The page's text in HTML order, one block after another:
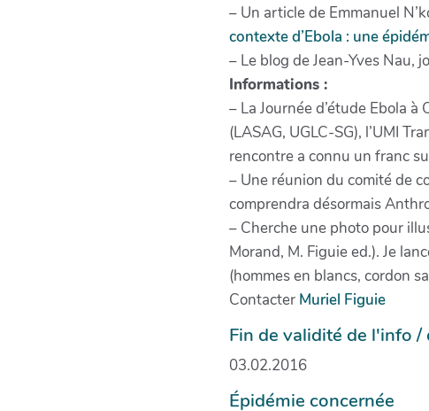
– Un article de Emmanuel
contexte d’Ebola : une
– Le blog de Jean-Yves Nau,
Informations :
– La Journée d’étude Ebola
(LASAG, UGLC-SG), l’UMI
rencontre a connu un franc
– Une réunion du comité de
comprendra désormais
– Cherche une photo pour
Morand, M. Figuie ed.). Je
(hommes en blancs, cordon
Contacter Muriel Figuie
Fin de validité de l'info
03.02.2016
Épidémie concernée